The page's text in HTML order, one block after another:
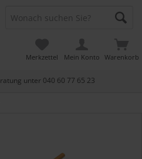
unter 040 60 77 65 23
Warenkorb
Merkzettel Mein Konto